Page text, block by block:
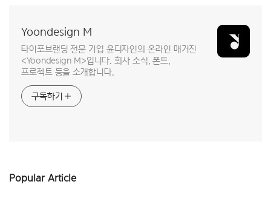
Yoondesign M
타이포브랜딩 전문 기업 윤디자인의 온라인 매거진
<Yoondesign M>입니다. 회사 소식, 폰트,
프로젝트 등을 소개합니다.
구독하기
Popular Article